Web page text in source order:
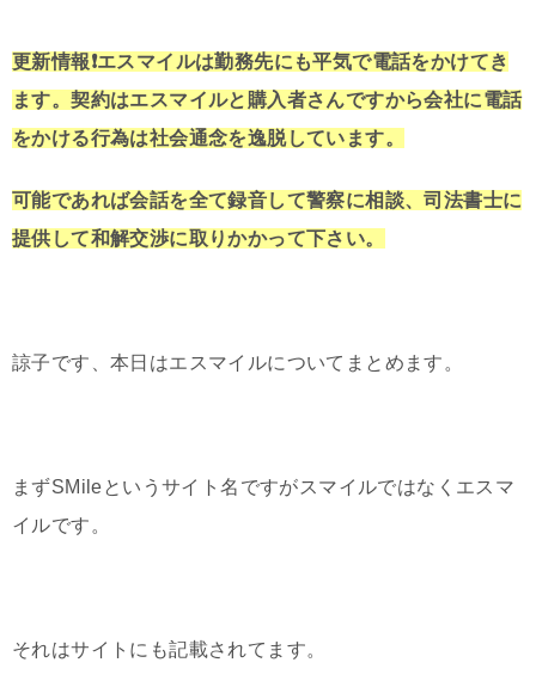
更新情報❗️エスマイルは勤務先にも平気で電話をかけてき
ます。契約はエスマイルと購入者さんですから会社に電話
をかける行為は社会通念を逸脱しています。
可能であれば会話を全て録音して警察に相談、司法書士に
提供して和解交渉に取りかかって下さい。
諒子です、本日はエスマイルについてまとめます。
まずSMileというサイト名ですがスマイルではなくエスマ
イルです。
それはサイトにも記載されてます。